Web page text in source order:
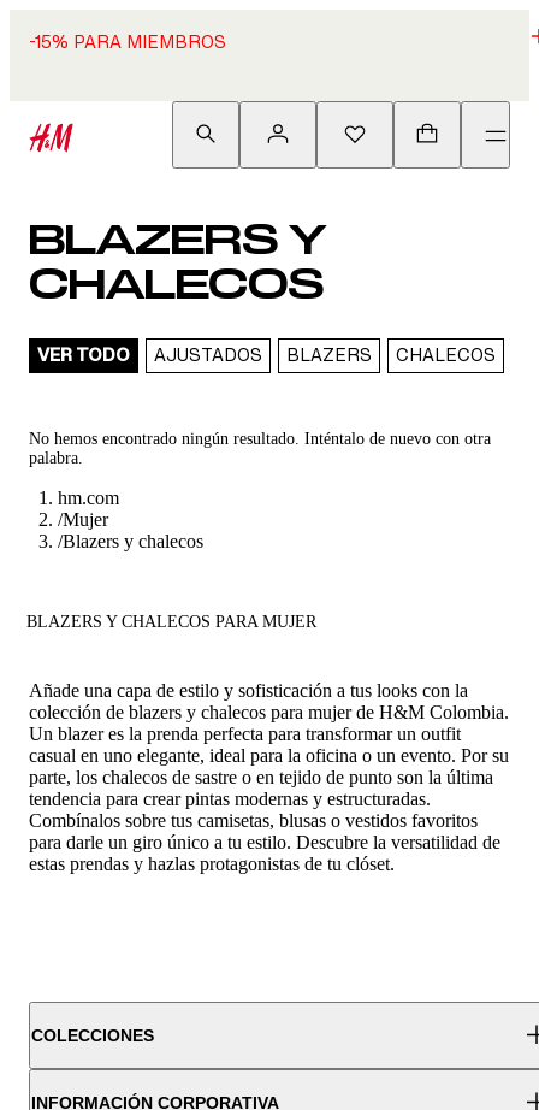
-15% PARA MIEMBROS
BLAZERS Y
CHALECOS
VER TODO AJUSTADOS BLAZERS CHALECOS
No hemos encontrado ningún resultado. Inténtalo de nuevo con otra
palabra.
hm.com
/Mujer
/Blazers y chalecos
BLAZERS Y CHALECOS PARA MUJER
Añade una capa de estilo y sofisticación a tus looks con la
colección de blazers y chalecos para mujer de H&M Colombia.
Un blazer es la prenda perfecta para transformar un outfit
casual en uno elegante, ideal para la oficina o un evento. Por su
parte, los chalecos de sastre o en tejido de punto son la última
tendencia para crear pintas modernas y estructuradas.
Combínalos sobre tus camisetas, blusas o vestidos favoritos
para darle un giro único a tu estilo. Descubre la versatilidad de
estas prendas y hazlas protagonistas de tu clóset.
COLECCIONES
INFORMACIÓN CORPORATIVA